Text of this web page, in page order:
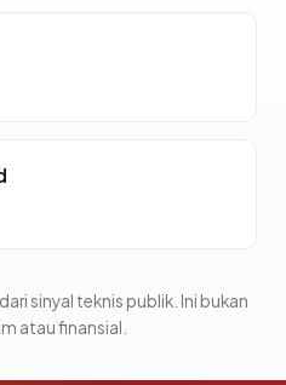
sinyal teknis publik. Ini bukan
atau finansial.